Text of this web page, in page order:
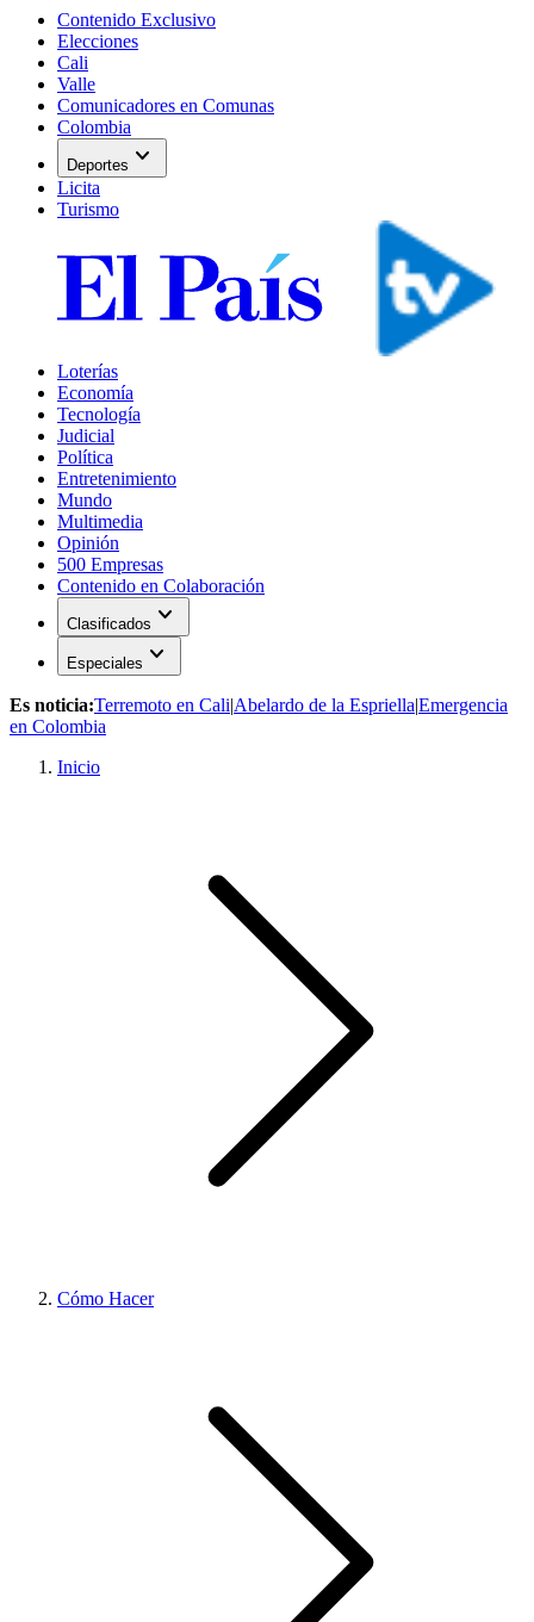
Contenido Exclusivo
Elecciones
Cali
Valle
Comunicadores en Comunas
Colombia
Deportes expand_more
Licita
Turismo
Loterías
Economía
Tecnología
Judicial
Política
Entretenimiento
Mundo
Multimedia
Opinión
500 Empresas
Contenido en Colaboración
Clasificados expand_more
Especiales expand_more
Es noticia:Terremoto en Cali|Abelardo de la Espriella|Emergencia
en Colombia
Inicio
Cómo Hacer